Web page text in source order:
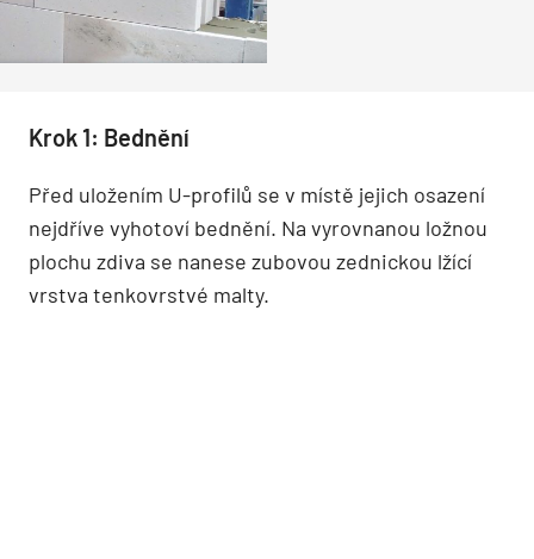
Krok 1: Bednění
Před uložením U-profilů se v místě jejich osazení
nejdříve vyhotoví bednění. Na vyrovnanou ložnou
plochu zdiva se nanese zubovou zednickou lžící
vrstva tenkovrstvé malty.